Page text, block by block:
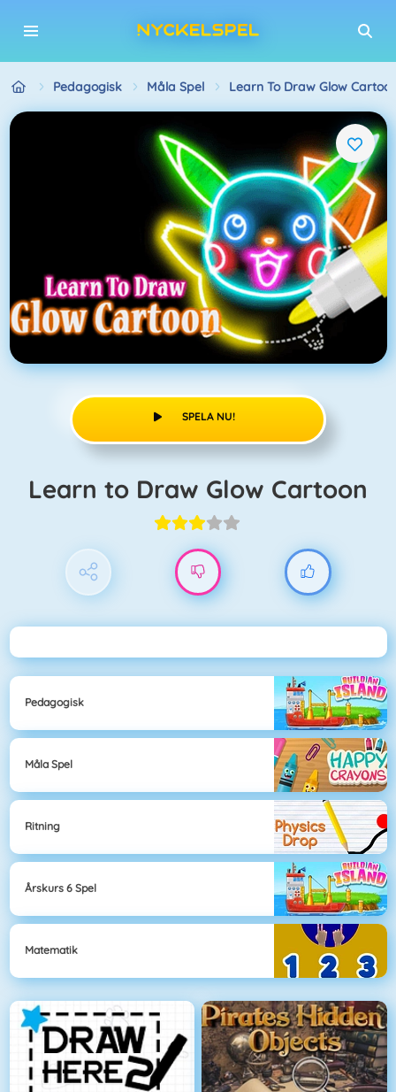
Pedagogisk Måla Spel Learn To Draw Glow
SPELA NU!
Learn to Draw Glow Cartoon
Pedagogisk
Måla Spel
Ritning
Årskurs 6 Spel
Matematik